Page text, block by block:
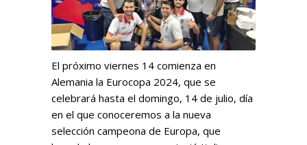
El próximo viernes 14 comienza en
Alemania la Eurocopa 2024, que se
celebrará hasta el domingo, 14 de julio, día
en el que conoceremos a la nueva
selección campeona de Europa, que